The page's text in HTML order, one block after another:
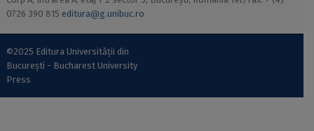
0726 390 815 editura@g.unibuc.ro
©2025 Editura Universității din
București - Bucharest University
Press